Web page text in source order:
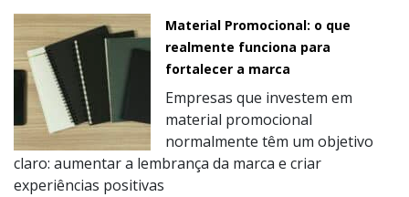
Material Promocional: o que
realmente funciona para
fortalecer a marca
Empresas que investem em
material promocional
normalmente têm um objetivo
claro: aumentar a lembrança da marca e criar
experiências positivas